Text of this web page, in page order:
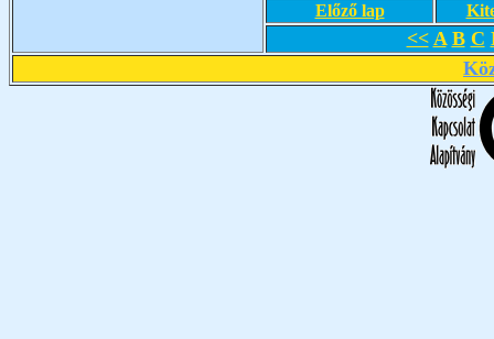
Előző lap
<< A B C